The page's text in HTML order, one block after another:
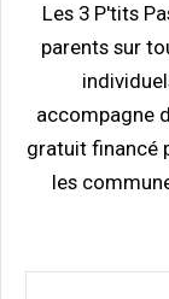
Les 3 P'tits
parents sur
accompagne
gratuit financé
les